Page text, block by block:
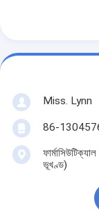
Miss. Lynn
86-
ভূখণ্ড)